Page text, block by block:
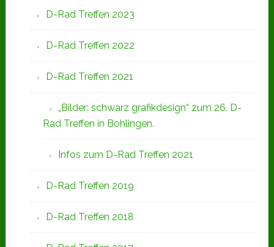
D-Rad Treffen 2023
D-Rad Treffen 2022
D-Rad Treffen 2021
„Bilder: schwarz grafikdesign“ zum 26. D-
Rad Treffen in Bohlingen.
Infos zum D-Rad Treffen 2021
D-Rad Treffen 2019
D-Rad Treffen 2018